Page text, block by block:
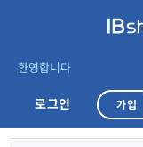
환영합니다
로그인 가입